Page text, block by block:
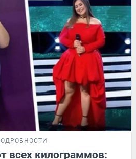
всех килограммов: